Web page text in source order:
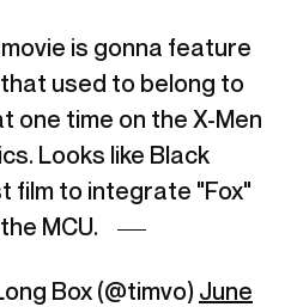
is gonna feature
used to belong to
one time on the X-Men
Looks like Black
film to integrate "Fox"
MCU.
Box (@timvo) June